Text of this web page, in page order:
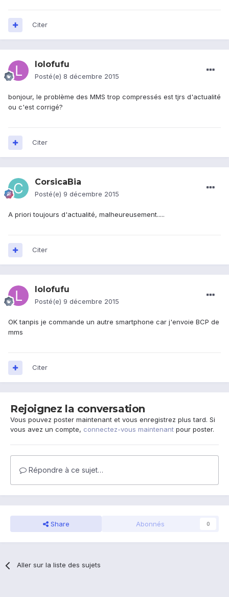
Citer
lolofufu
Posté(e) 8 décembre 2015
bonjour, le problème des MMS trop compressés est tjrs d'actualité
ou c'est corrigé?
Citer
CorsicaBia
Posté(e) 9 décembre 2015
A priori toujours d'actualité, malheureusement.....
Citer
lolofufu
Posté(e) 9 décembre 2015
OK tanpis je commande un autre smartphone car j'envoie BCP de
mms
Citer
Rejoignez la conversation
Vous pouvez poster maintenant et vous enregistrez plus tard. Si
vous avez un compte, connectez-vous maintenant pour poster.
Répondre à ce sujet…
Share Abonnés 0
Aller sur la liste des sujets